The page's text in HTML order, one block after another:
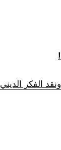
الفكر الديني